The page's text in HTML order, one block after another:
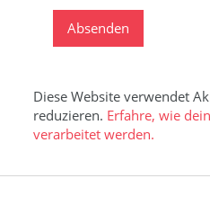
Diese Website verwendet
reduzieren. Erfahre, wie
verarbeitet werden.